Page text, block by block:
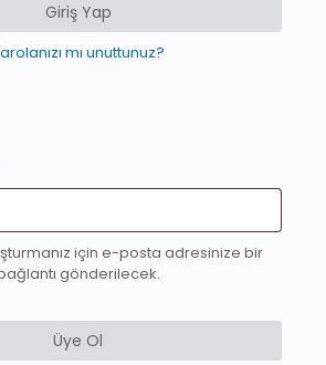
Giriş Yap
mı unuttunuz?
için e-posta adresinize bir
gönderilecek.
Üye Ol